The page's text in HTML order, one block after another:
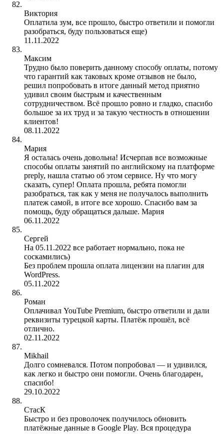
Виктория
Оплатила зум, все прошло, быстро ответили и помогли
разобраться, буду пользоваться еще)
11.11.2022
Максим
Трудно было поверить данному способу оплаты, потому
что гарантий как таковых кроме отзывов не было,
решил попробовать в итоге данный метод приятно
удивил своим быстрым и качественным
сотрудничеством. Всё прошло ровно и гладко, спасибо
большое за их труд и за такую честность в отношении
клиентов!
08.11.2022
Мария
Я осталась очень довольна! Исчерпав все возможные
способы оплаты занятий по английскому на платформе
preply, нашла статью об этом сервисе. Ну что могу
сказать, супер! Оплата прошла, ребята помогли
разобраться, так как у меня не получалось выполнить
платеж самой, в итоге все хорошо. Спасибо вам за
помощь, буду обращаться дальше. Мария
06.11.2022
Сергей
На 05.11.2022 все работает нормально, пока не
соскамились)
Без проблем прошла оплата лицензии на плагин для
WordPress.
05.11.2022
Роман
Оплачивал YouTube Premium, быстро ответили и дали
реквизиты турецкой карты. Платёж прошёл, всё
отлично.
02.11.2022
Mikhail
Долго сомневался. Потом попробовал — и удивился,
как легко и быстро они помогли. Очень благодарен,
спасибо!
29.10.2022
СтасК
Быстро и без проволочек получилось обновить
платёжные данные в Google Play. Вся процедура